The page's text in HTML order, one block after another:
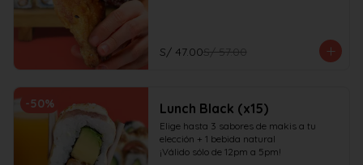
S/ 47.00S/ 57.00
-50% Lunch Black (x15)
Elige hasta 3 sabores de makis a tu
elección + 1 bebida natural
¡Válido sólo de 12pm a 5pm!